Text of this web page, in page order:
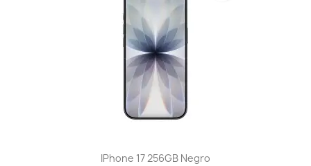
IPhone 17 256GB Negro